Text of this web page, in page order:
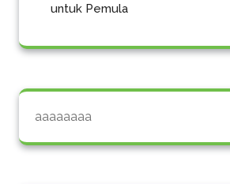
untuk Pemula
aaaaaaaa